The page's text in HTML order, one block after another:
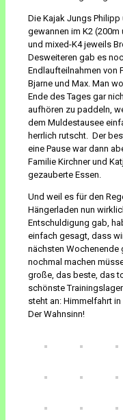
Die Kajak Jungs Philipp
gewannen im K2 (200m
und mixed-K4 jeweils
Desweiteren gab es
Endlaufteilnahmen von
Bjarne und Max. Man
Ende des Tages gar
aufhören zu paddeln,
dem Muldestausee
herrlich rutscht. Der
eine Pause war dann
Familie Kirchner und
gezauberte Essen.
Und weil es für den
Hängerladen nun
Entschuldigung gab,
einfach gesagt, dass
nächsten Wochenende
nochmal machen
große, das beste, das
schönste
steht an: Himmelfahrt in
Der Wahnsinn!